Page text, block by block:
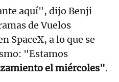
aquí", dijo Benji
de Vuelos
SpaceX, a lo que se
"Estamos
el miércoles".